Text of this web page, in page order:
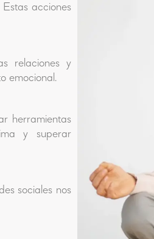
acciones
relaciones y
emocional.
herramientas
y superar
sociales nos